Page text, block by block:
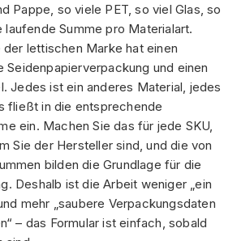
Pappe, so viele PET, so viel Glas, so
laufende Summe pro Materialart.
lettischen Marke hat einen
Seidenpapierverpackung und einen
Jedes ist ein anderes Material, jedes
fließt in die entsprechende
ein. Machen Sie das für jede SKU,
Sie der Hersteller sind, und die von
bilden die Grundlage für die
Deshalb ist die Arbeit weniger „ein
mehr „saubere Verpackungsdaten
– das Formular ist einfach, sobald